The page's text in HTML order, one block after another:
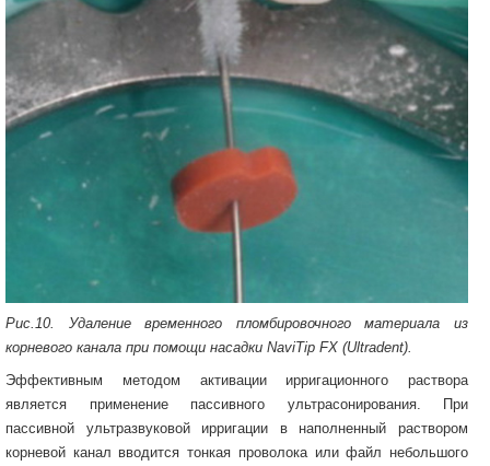
Рис.10. Удаление временного пломбировочного материала из
корневого канала при помощи насадки NaviTip FX (Ultradent).
Эффективным методом активации ирригационного раствора
является применение пассивного ультрасонирования. При
пассивной ультразвуковой ирригации в наполненный раствором
корневой канал вводится тонкая проволока или файл небольшого